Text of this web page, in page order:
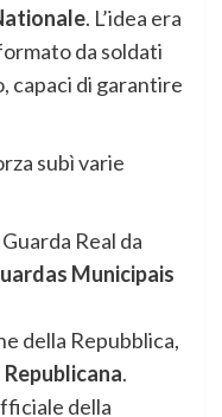
. L’idea era
da soldati
capaci di garantire
subì varie
Real da
Municipais
della Repubblica,
.
della